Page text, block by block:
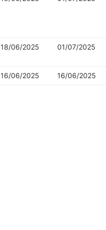
18/06/2025 01/07/2025
16/06/2025 16/06/2025